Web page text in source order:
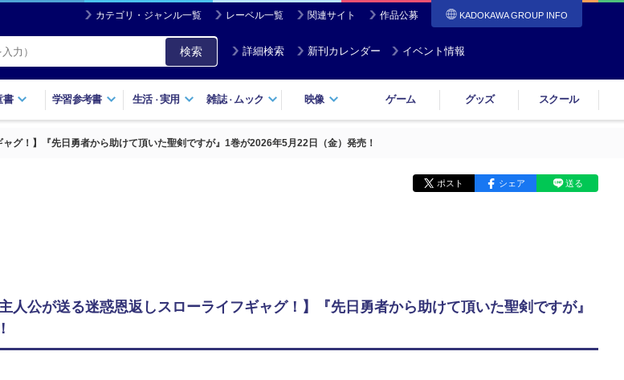
カテゴリ・ジャンル一覧 レーベル一覧 関連サイト 作品公募 KADOKAWA GROUP INFO
検索 詳細検索 新刊カレンダー イベント情報
書 学習参考書 生活・実用 雑誌・ ムック 映像 ゲーム グッズ スクール
グ！】『先日勇者から助けて頂いた聖剣ですが』1巻が2026年5月22日（金）発売！
ポスト シェア 送る
人公が送る迷惑恩返しスローライフギャグ！】『先日勇者から助けて頂いた聖剣ですが』